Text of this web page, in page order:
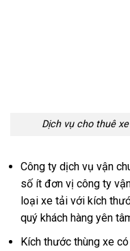
Dịch vụ cho thuê
Công ty dịch vụ vận
số ít đơn vị công ty
loại xe tải với kích
quý khách hàng yên
Kích thước thùng xe